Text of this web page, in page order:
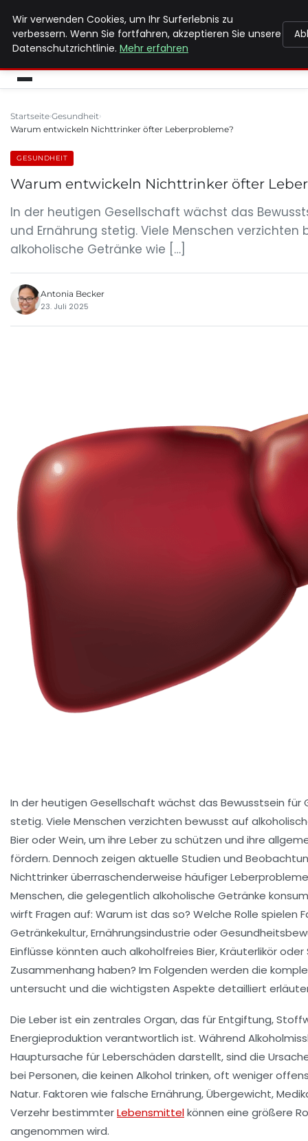
MAX NEUKIRCHNER
Startseite Gesundheit
Warum entwickeln Nichttrinker öfter Leberprobleme?
GESUNDHEIT
Warum entwickeln Nichttrinker öfter
In der heutigen Gesellschaft wächst das
und Ernährung stetig. Viele Menschen verzichten
alkoholische Getränke wie […]
Antonia Becker
23. Juli 2025
In der heutigen Gesellschaft wächst das Bewusstsein für
stetig. Viele Menschen verzichten bewusst auf
Bier oder Wein, um ihre Leber zu schützen und ihre
fördern. Dennoch zeigen aktuelle Studien und
Nichttrinker überraschenderweise häufiger
Menschen, die gelegentlich alkoholische Getränke
wirft Fragen auf: Warum ist das so? Welche Rolle spielen
Getränkekultur, Ernährungsindustrie oder
Einflüsse könnten auch alkoholfreies Bier, Kräuterlikör
Zusammenhang haben? Im Folgenden werden die
untersucht und die wichtigsten Aspekte detailliert
Die Leber ist ein zentrales Organ, das für Entgiftung,
Energieproduktion verantwortlich ist. Während
Hauptursache für Leberschäden darstellt, sind die
bei Personen, die keinen Alkohol trinken, oft weniger
Natur. Faktoren wie falsche Ernährung, Übergewicht,
Verzehr bestimmterLebensmittelkönnen eine größere
angenommen wird.
Wir verwenden Cookies, um Ihr Surferlebnis zu
verbessern. Wenn Sie fortfahren, akzeptieren Sie unsere
Datenschutzrichtlinie. Mehr erfahren